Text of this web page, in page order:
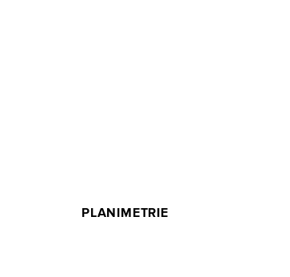
PLANIMETRIE